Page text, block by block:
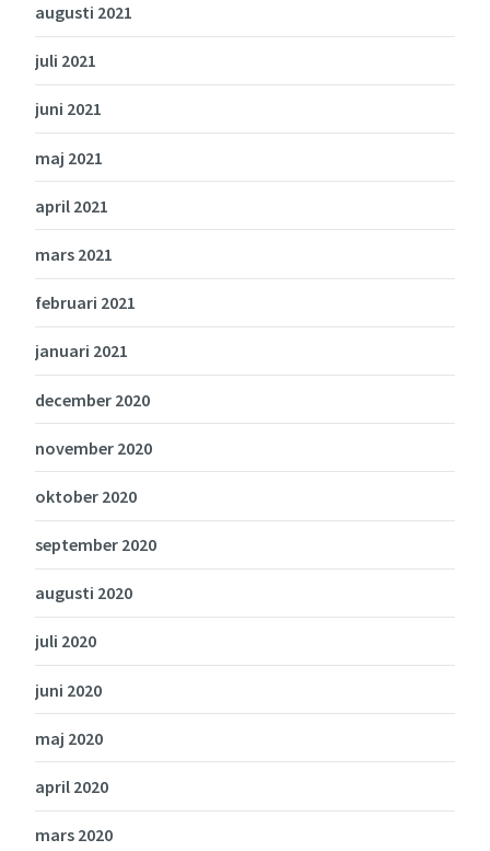
augusti 2021
juli 2021
juni 2021
maj 2021
april 2021
mars 2021
februari 2021
januari 2021
december 2020
november 2020
oktober 2020
september 2020
augusti 2020
juli 2020
juni 2020
maj 2020
april 2020
mars 2020